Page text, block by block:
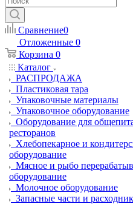
Сравнение0
Отложенные 0
Корзина 0
Каталог
РАСПРОДАЖА
Пластиковая тара
Упаковочные материалы
Упаковочное оборудование
Оборудование для
ресторанов
Хлебопекарное и
оборудование
Мясное и рыбо
оборудование
Молочное оборудование
Запасные части и